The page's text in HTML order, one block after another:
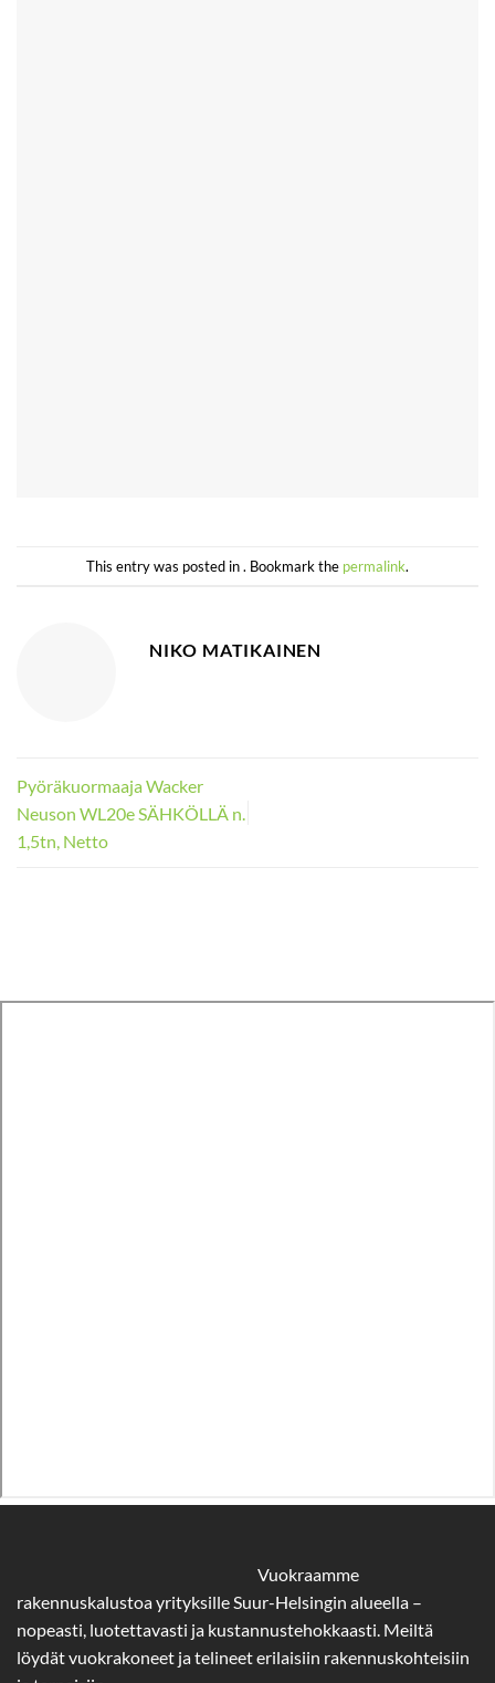
This entry was posted in . Bookmark the permalink.
NIKO MATIKAINEN
Pyöräkuormaaja Wacker
Neuson WL20e SÄHKÖLLÄ n.
1,5tn, Netto
Vuokraamme
rakennuskalustoa yrityksille Suur-Helsingin alueella –
nopeasti, luotettavasti ja kustannustehokkaasti. Meiltä
löydät vuokrakoneet ja telineet erilaisiin rakennuskohteisiin